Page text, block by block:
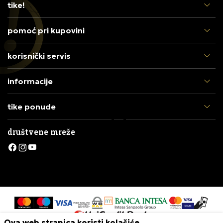
tike!
pomoć pri kupovini
korisnički servis
informacije
tike ponude
društvene mreže